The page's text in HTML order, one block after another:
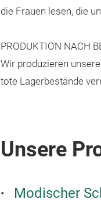
die Frauen lesen, die
PRODUKTION NACH
Wir produzieren
tote Lagerbestände
Unsere
Modischer